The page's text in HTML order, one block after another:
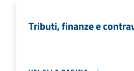
Tributi, finanze e